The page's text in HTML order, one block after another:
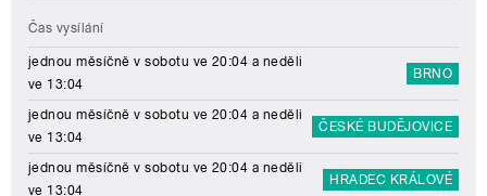
Čas vysílání
jednou měsíčně v sobotu ve 20:04 a neděli
ve 13:04
BRNO
jednou měsíčně v sobotu ve 20:04 a neděli
ve 13:04
ČESKÉ BUDĚJOVICE
jednou měsíčně v sobotu ve 20:04 a neděli
ve 13:04
HRADEC KRÁLOVÉ